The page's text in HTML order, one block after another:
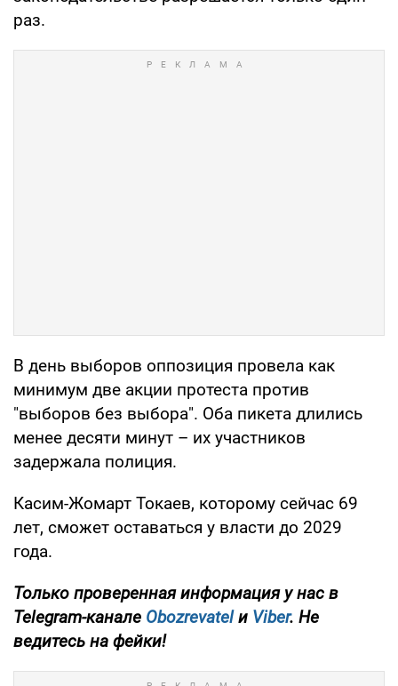
раз.
В день выборов оппозиция провела как
минимум две акции протеста против
"выборов без выбора". Оба пикета длились
менее десяти минут – их участников
задержала полиция.
Касим-Жомарт Токаев, которому сейчас 69
лет, сможет оставаться у власти до 2029
года.
Только проверенная информация у нас в
Telegram-канале Obozrevatel и Viber. Не
ведитесь на фейки!